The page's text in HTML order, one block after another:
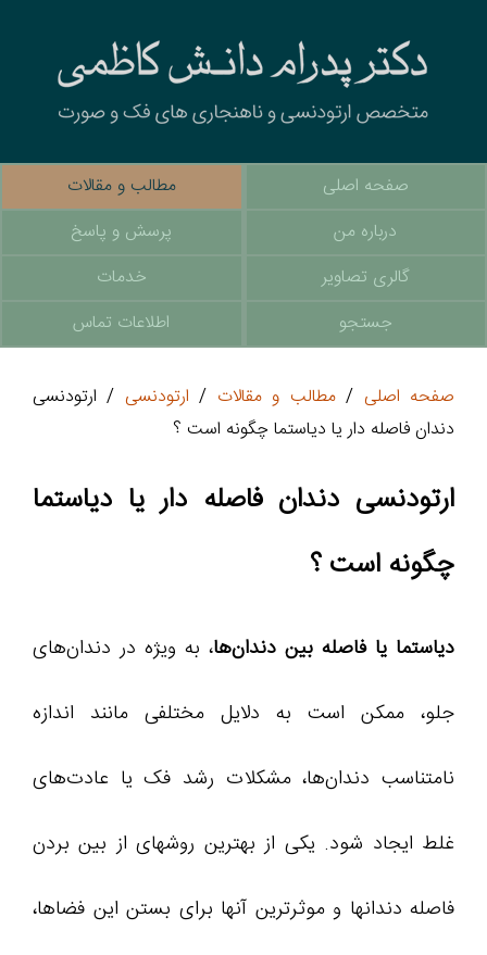
صفحه اصلی
مطالب و مقالات
درباره من
پرسش و پاسخ
گالری تصاویر
خدمات
جستجو
اطلاعات تماس
صفحه اصلی /مطالب و مقالات / ارتودنسی / ارتودنسی
دندان فاصله دار یا دیاستما چگونه است ؟
ارتودنسی دندان فاصله دار یا دیاستما
چگونه است ؟
دیاستما یا فاصله بین دندان‌ها، به ویژه در دندان‌های
جلو، ممکن است به دلایل مختلفی مانند اندازه
نامتناسب دندان‌ها، مشکلات رشد فک یا عادت‌های
غلط ایجاد شود. یکی از بهترین روشهای از بین بردن
فاصله دندانها و موثرترین آنها برای بستن این فضاها،